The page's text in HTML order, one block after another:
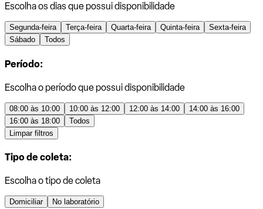
Escolha os dias que possui disponibilidade
Segunda-feira Terça-feira Quarta-feira Quinta-feira
Sexta-feira
Sábado
Todos
Período:
Escolha o período que possui disponibilidade
08:00 às 10:00 10:00 às 12:00 12:00 às 14:00
14:00 às 16:00
16:00 às 18:00
Todos
Limpar filtros
Tipo de coleta:
Escolha o tipo de coleta
Domiciliar No laboratório